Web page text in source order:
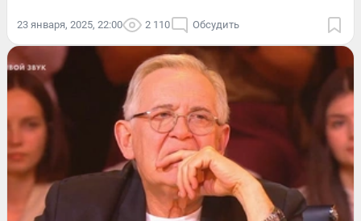
23 января, 2025, 22:00 2 110 Обсудить